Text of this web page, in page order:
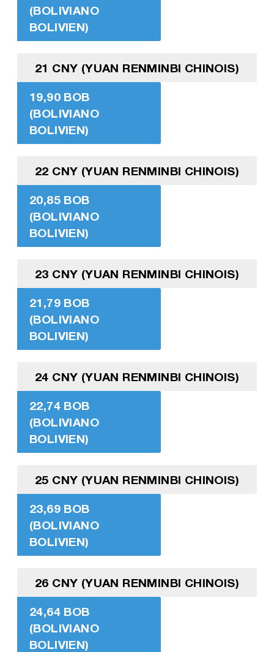
(BOLIVIANO
BOLIVIEN)
21 CNY (YUAN RENMINBI CHINOIS)
19,90 BOB
(BOLIVIANO
BOLIVIEN)
22 CNY (YUAN RENMINBI CHINOIS)
20,85 BOB
(BOLIVIANO
BOLIVIEN)
23 CNY (YUAN RENMINBI CHINOIS)
21,79 BOB
(BOLIVIANO
BOLIVIEN)
24 CNY (YUAN RENMINBI CHINOIS)
22,74 BOB
(BOLIVIANO
BOLIVIEN)
25 CNY (YUAN RENMINBI CHINOIS)
23,69 BOB
(BOLIVIANO
BOLIVIEN)
26 CNY (YUAN RENMINBI CHINOIS)
24,64 BOB
(BOLIVIANO
BOLIVIEN)